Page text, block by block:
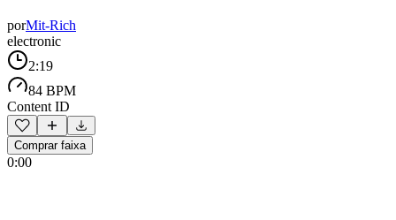
porMit-Rich
electronic
2:19
84 BPM
Content ID
Comprar faixa
0:00